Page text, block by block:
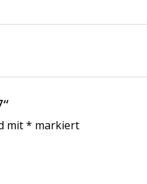
mit* markiert